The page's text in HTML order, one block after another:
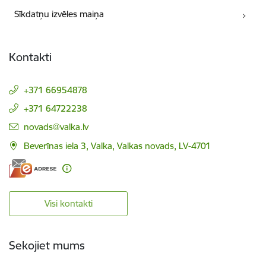
Sīkdatņu izvēles maiņa
Kontakti
+371 66954878
+371 64722238
E-pasts:
novads@valka.lv
Beverīnas iela 3, Valka, Valkas novads, LV-4701
Visi kontakti
Sekojiet mums